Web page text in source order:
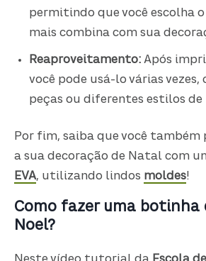
permitindo que você escolha
mais combina com sua
Reaproveitamento:Após
você pode usá-lo várias vezes,
peças ou diferentes estilos de
Por fim, saiba que você
a sua decoração de Natal com
EVA, utilizando lindos moldes!
Como fazer uma botinha
Noel?